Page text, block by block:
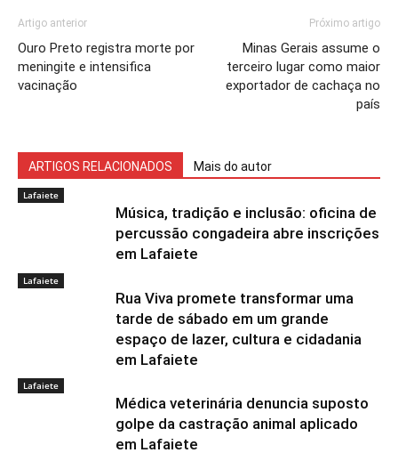
Artigo anterior
Ouro Preto registra morte por
meningite e intensifica
vacinação
Próximo artigo
Minas Gerais assume o
terceiro lugar como maior
exportador de cachaça no
país
ARTIGOS RELACIONADOS Mais do autor
Lafaiete
Música, tradição e inclusão: oficina de
percussão congadeira abre inscrições
em Lafaiete
Lafaiete
Rua Viva promete transformar uma
tarde de sábado em um grande
espaço de lazer, cultura e cidadania
em Lafaiete
Lafaiete
Médica veterinária denuncia suposto
golpe da castração animal aplicado
em Lafaiete